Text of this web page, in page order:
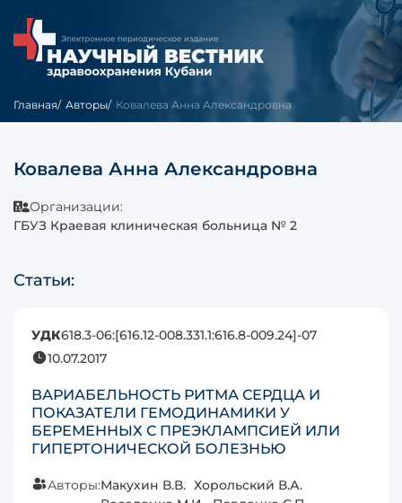
Главная Авторы Ковалева Анна Александровна
Ковалева Анна Александровна
Организации:
ГБУЗ Краевая клиническая больница № 2
Статьи:
УДК618.3-06:[616.12-008.331.1:616.8-009.24]-07
10.07.2017
ВАРИАБЕЛЬНОСТЬ РИТМА СЕРДЦА И
ПОКАЗАТЕЛИ ГЕМОДИНАМИКИ У
БЕРЕМЕННЫХ С ПРЕЭКЛАМПСИЕЙ ИЛИ
ГИПЕРТОНИЧЕСКОЙ БОЛЕЗНЬЮ
Авторы:Макухин В.В. Хорольский В.А.